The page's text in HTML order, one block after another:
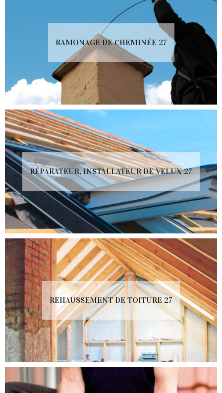
RAMONAGE DE CHEMINÉE 27
RÉPARATEUR, INSTALLATEUR DE VELUX 27
REHAUSSEMENT DE TOITURE 27